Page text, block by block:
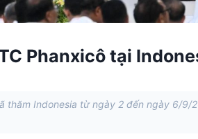
Phanxicô tại
thăm Indonesia từ ngày 2 đến ngày 6/9/